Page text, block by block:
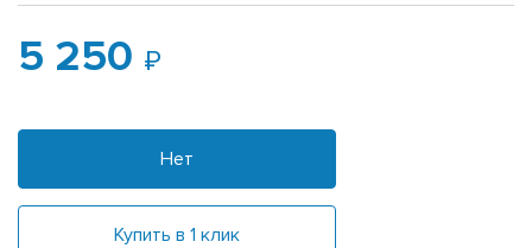
5 250
Нет
Купить в 1 клик